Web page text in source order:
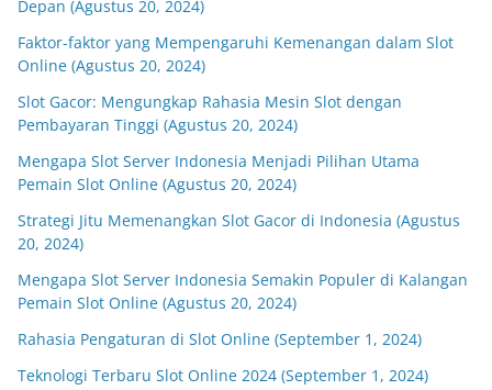
Depan (Agustus 20, 2024)
Faktor-faktor yang Mempengaruhi Kemenangan dalam Slot
Online (Agustus 20, 2024)
Slot Gacor: Mengungkap Rahasia Mesin Slot dengan
Pembayaran Tinggi (Agustus 20, 2024)
Mengapa Slot Server Indonesia Menjadi Pilihan Utama
Pemain Slot Online (Agustus 20, 2024)
Strategi Jitu Memenangkan Slot Gacor di Indonesia (Agustus
20, 2024)
Mengapa Slot Server Indonesia Semakin Populer di Kalangan
Pemain Slot Online (Agustus 20, 2024)
Rahasia Pengaturan di Slot Online (September 1, 2024)
Teknologi Terbaru Slot Online 2024 (September 1, 2024)